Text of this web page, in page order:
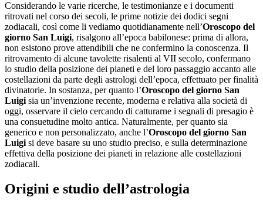
Considerando le varie ricerche, le testimonianze e i documenti
ritrovati nel corso dei secoli, le prime notizie dei dodici segni
zodiacali, così come li vediamo quotidianamente nell’Oroscopo del
giorno San Luigi, risalgono all’epoca babilonese: prima di allora,
non esistono prove attendibili che ne confermino la conoscenza. Il
ritrovamento di alcune tavolette risalenti al VII secolo, confermano
lo studio della posizione dei pianeti e del loro passaggio accanto alle
costellazioni da parte degli astrologi dell’epoca, effettuato per finalità
divinatorie. In sostanza, per quanto l’Oroscopo del giorno San
Luigi sia un’invenzione recente, moderna e relativa alla società di
oggi, osservare il cielo cercando di catturarne i segnali di presagio è
una consuetudine molto antica. Naturalmente, per quanto sia
generico e non personalizzato, anche l’Oroscopo del giorno San
Luigi si deve basare su uno studio preciso, e sulla determinazione
effettiva della posizione dei pianeti in relazione alle costellazioni
zodiacali.
Origini e studio dell’astrologia